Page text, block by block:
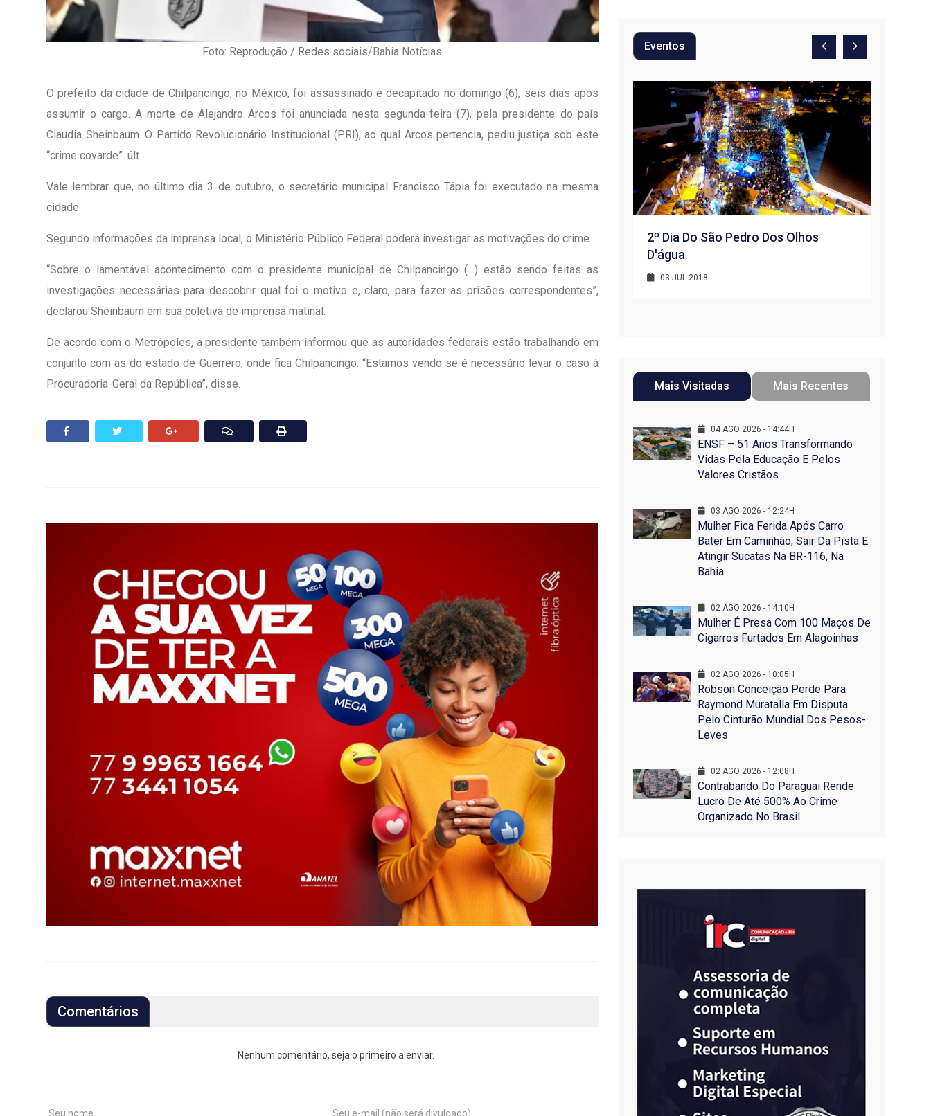
Foto: Reprodução / Redes sociais/Bahia Notícias
O prefeito da cidade de Chilpancingo, no México, foi assassinado e decapitado no domingo (6), seis dias após
assumir o cargo. A morte de Alejandro Arcos foi anunciada nesta segunda-feira (7), pela presidente do país
Claudia Sheinbaum. O Partido Revolucionário Institucional (PRI), ao qual Arcos pertencia, pediu justiça sob este
“crime covarde”. últ
Vale lembrar que, no último dia 3 de outubro, o secretário municipal Francisco Tápia foi executado na mesma
cidade.
Segundo informações da imprensa local, o Ministério Público Federal poderá investigar as motivações do crime.
“Sobre o lamentável acontecimento com o presidente municipal de Chilpancingo (…) estão sendo feitas as
investigações necessárias para descobrir qual foi o motivo e, claro, para fazer as prisões correspondentes”,
declarou Sheinbaum em sua coletiva de imprensa matinal.
De acordo com o Metrópoles, a presidente também informou que as autoridades federais estão trabalhando em
conjunto com as do estado de Guerrero, onde fica Chilpancingo. “Estamos vendo se é necessário levar o caso à
Procuradoria-Geral da República”, disse.
Comentários
Nenhum comentário, seja o primeiro a enviar.
Eventos
1º Dia - São Pedro Do Bairro Olhos
Inauguração Da Franquia HINODE
CENTER Em Brumado
2º Dia Do São Pedro Dos Olhos
D'água
03 JUL 2018
Mais Visitadas Mais Recentes
04 AGO 2026 - 14:44H
ENSF – 51 Anos Transformando
Vidas Pela Educação E Pelos
Valores Cristãos
03 AGO 2026 - 12:24H
Mulher Fica Ferida Após Carro
Bater Em Caminhão, Sair Da Pista E
Atingir Sucatas Na BR-116, Na
Bahia
02 AGO 2026 - 14:10H
Mulher É Presa Com 100 Maços De
Cigarros Furtados Em Alagoinhas
02 AGO 2026 - 10:05H
Robson Conceição Perde Para
Raymond Muratalla Em Disputa
Pelo Cinturão Mundial Dos Pesos-
Leves
02 AGO 2026 - 12:08H
Contrabando Do Paraguai Rende
Lucro De Até 500% Ao Crime
Organizado No Brasil